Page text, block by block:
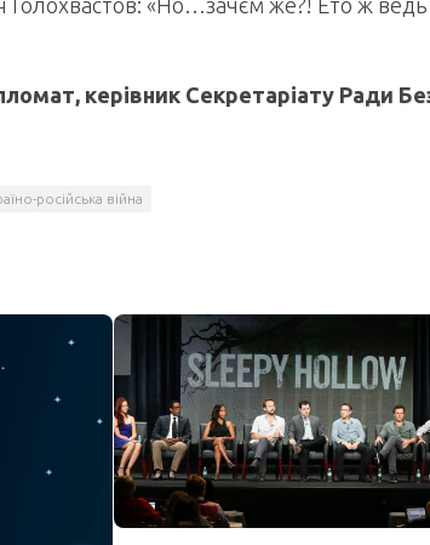
Голохвастов: «Но…зачєм же?! Ето ж
керівник Секретаріату Ради
російська війна